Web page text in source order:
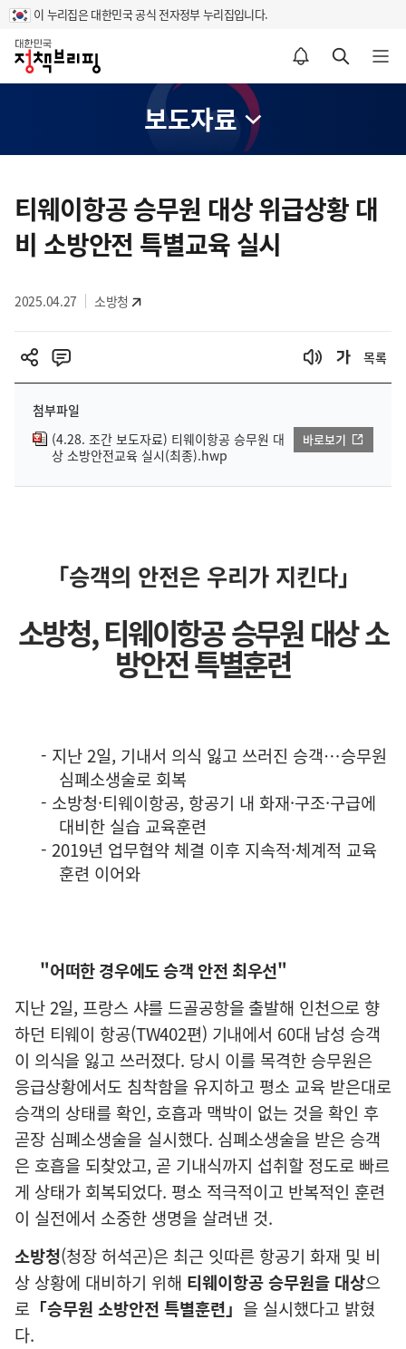
이 누리집은 대한민국 공식 전자정부 누리집입니다.
홈
알림설정 바로가기 검색 바로가기 메뉴 열기
보도자료
텐
츠
영
티웨이항공 승무원 대상 위급상황 대
비 소방안전 특별교육 실시
2025.04.27 소방청
목록
첨부파일
(4.28. 조간 보도자료) 티웨이항공 승무원 대
상 소방안전교육 실시(최종).hwp
바로보기
「승객의 안전은 우리가 지킨다」
소방청,티웨이항공 승무원 대상 소
방안전 특별훈련
- 지난2일, 기내서 의식 잃고 쓰러진 승객…승무원
심폐소생술로 회복
- 소방청·티웨이항공, 항공기 내 화재·구조·구급에
대비한 실습 교육훈련
- 2019년 업무협약 체결 이후 지속적·체계적 교육
훈련 이어와
"어떠한 경우에도 승객 안전 최우선"
지난2일, 프랑스 샤를 드골공항을 출발해 인천으로 향
하던 티웨이 항공(TW402편) 기내에서 60대 남성 승객
이 의식을 잃고 쓰러졌다. 당시 이를 목격한 승무원은
응급상황에서도 침착함을 유지하고 평소 교육 받은대로
승객의 상태를 확인, 호흡과 맥박이 없는 것을 확인 후
곧장 심폐소생술을 실시했다. 심폐소생술을 받은 승객
은 호흡을 되찾았고, 곧 기내식까지 섭취할 정도로 빠르
게 상태가 회복되었다. 평소 적극적이고 반복적인 훈련
이 실전에서 소중한 생명을 살려낸 것.
소방청(청장 허석곤)은 최근 잇따른 항공기 화재 및 비
상 상황에 대비하기 위해 티웨이항공 승무원을 대상으
로 「승무원 소방안전 특별훈련」 을 실시했다고 밝혔
다.